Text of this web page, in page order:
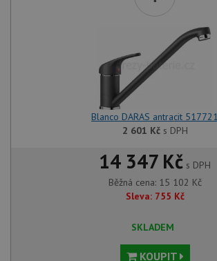
Blanco DARAS antracit 517721
2 601 Kčs DPH
14 347 Kč s DPH
Běžná cena: 15 102 Kč
Sleva: 755 Kč
SKLADEM
KOUPIT